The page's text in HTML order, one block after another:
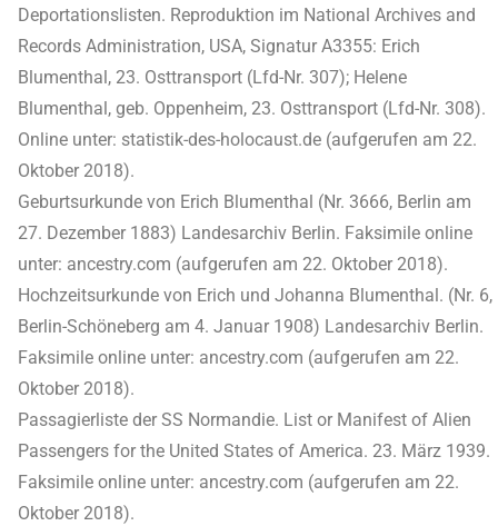
Deportationslisten. Reproduktion im National Archives and
Records Administration, USA, Signatur A3355: Erich
Blumenthal, 23. Osttransport (Lfd-Nr. 307); Helene
Blumenthal, geb. Oppenheim, 23. Osttransport (Lfd-Nr. 308).
Online unter: statistik-des-holocaust.de (aufgerufen am 22.
Oktober 2018).
Geburtsurkunde von Erich Blumenthal (Nr. 3666, Berlin am
27. Dezember 1883) Landesarchiv Berlin. Faksimile online
unter: ancestry.com (aufgerufen am 22. Oktober 2018).
Hochzeitsurkunde von Erich und Johanna Blumenthal. (Nr. 6,
Berlin-Schöneberg am 4. Januar 1908) Landesarchiv Berlin.
Faksimile online unter: ancestry.com (aufgerufen am 22.
Oktober 2018).
Passagierliste der SS Normandie. List or Manifest of Alien
Passengers for the United States of America. 23. März 1939.
Faksimile online unter: ancestry.com (aufgerufen am 22.
Oktober 2018).